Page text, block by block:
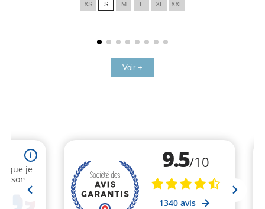
XS S M L XL XXL
Voir +